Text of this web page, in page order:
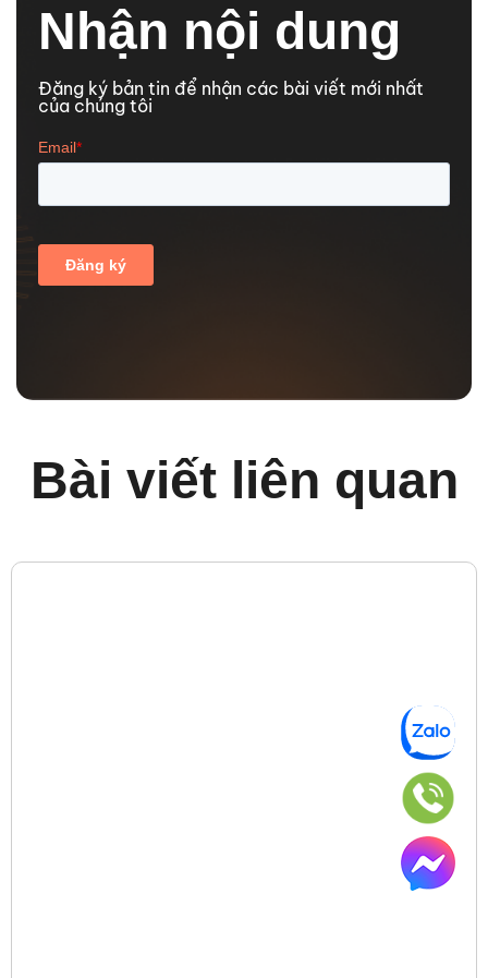
Nhận nội dung
Đăng ký bản tin để nhận các bài viết mới nhất
của chúng tôi
Bài viết liên quan